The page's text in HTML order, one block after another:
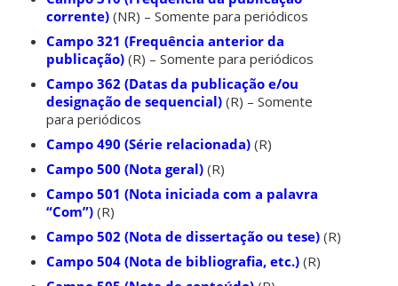
corrente) (NR) – Somente para periódicos
Campo 321 (Frequência anterior da
publicação) (R) – Somente para periódicos
Campo 362 (Datas da publicação e/ou
designação de sequencial) (R) – Somente
para periódicos
Campo 490 (Série relacionada) (R)
Campo 500 (Nota geral) (R)
Campo 501 (Nota iniciada com a palavra
“Com”) (R)
Campo 502 (Nota de dissertação ou tese) (R)
Campo 504 (Nota de bibliografia, etc.) (R)